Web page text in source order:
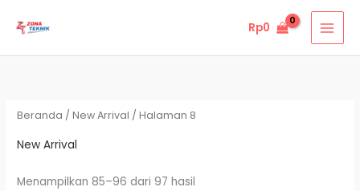
Rp0
Beranda /New Arrival / Halaman 8
New Arrival
Menampilkan 85–96 dari 97 hasil